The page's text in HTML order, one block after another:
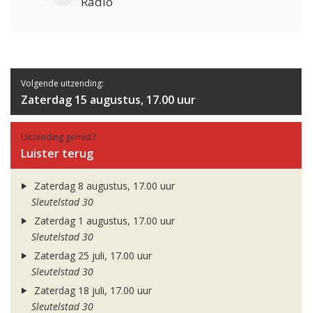
Volgende uitzending:
Zaterdag 15 augustus, 17.00 uur
Uitzending gemist?
Luister terug
Zaterdag 8 augustus, 17.00 uur
Sleutelstad 30
Zaterdag 1 augustus, 17.00 uur
Sleutelstad 30
Zaterdag 25 juli, 17.00 uur
Sleutelstad 30
Zaterdag 18 juli, 17.00 uur
Sleutelstad 30